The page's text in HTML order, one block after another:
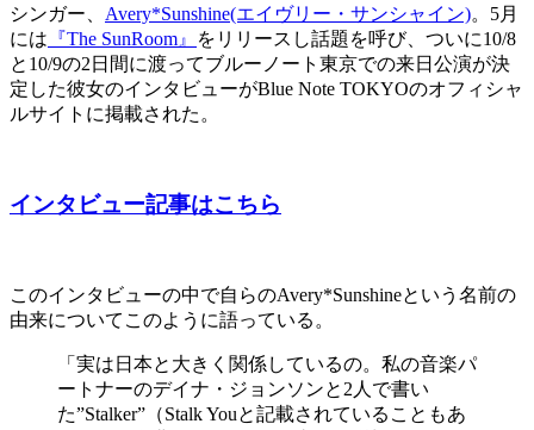
シンガー、 Avery*Sunshine(エイヴリー・サンシャイン)。5月
には 『The SunRoom』
をリリースし話題を呼び、ついに10/8
と10/9の2日間に渡ってブルーノート東京での来日公演が決
定した彼女のインタビューがBlue Note TOKYOのオフィシャ
ルサイトに掲載された。
インタビュー記事はこちら
このインタビューの中で自らのAvery*Sunshineという名前の
由来についてこのように語っている。
「実は日本と大きく関係しているの。私の音楽パ
ートナーのデイナ・ジョンソンと2人で書い
た”Stalker”（Stalk Youと記載されていることもあ